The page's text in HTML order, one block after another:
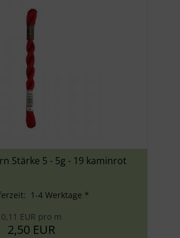
Stärke 5 - 5g - 19 kaminrot
1-4 Werktage *
0,11 EUR pro m
2,50 EUR